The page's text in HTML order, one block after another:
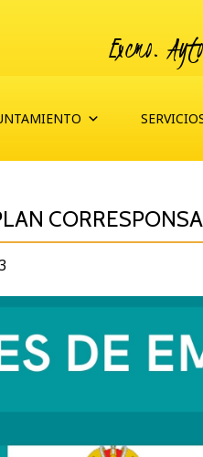
Excmo.